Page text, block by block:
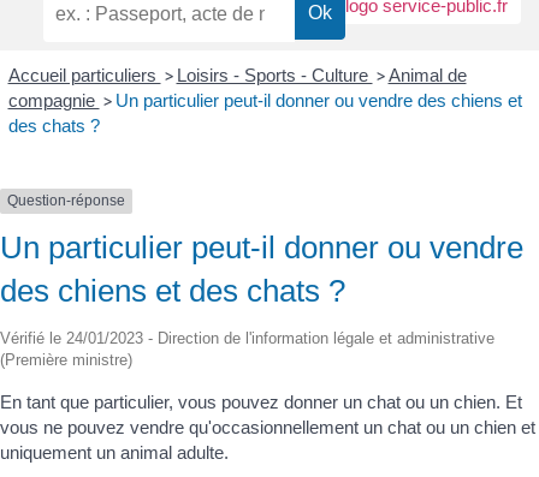
Accueil particuliers > Loisirs - Sports - Culture > Animal de
compagnie > Un particulier peut-il donner ou vendre des chiens et
des chats ?
Question-réponse
Un particulier peut-il donner ou vendre
des chiens et des chats ?
Vérifié le 24/01/2023 - Direction de l'information légale et administrative
(Première ministre)
En tant que particulier, vous pouvez donner un chat ou un chien. Et
vous ne pouvez vendre qu'occasionnellement un chat ou un chien et
uniquement un animal adulte.